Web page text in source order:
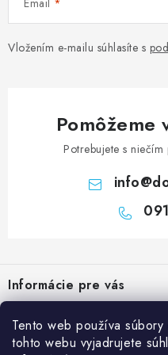
Tento web používa
tohto webu vyjadrujete
Vložením e-mailu súhlasíte s
Pomôžeme
Potrebujete s
info@
p
ä
Informácie pre vás
Obchodné podmienky
Kategórie